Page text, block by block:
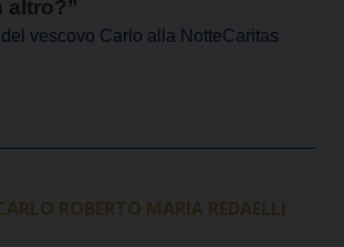
altro?”
del vescovo Carlo alla NotteCaritas
ROBERTO MARIA REDAELLI